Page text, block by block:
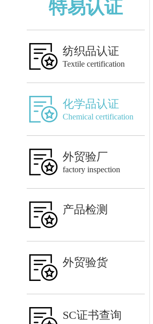
特易认证
纺织品认证
Textile certification
化学品认证
Chemical certification
外贸验厂
factory inspection
产品检测
外贸验货
SC证书查询